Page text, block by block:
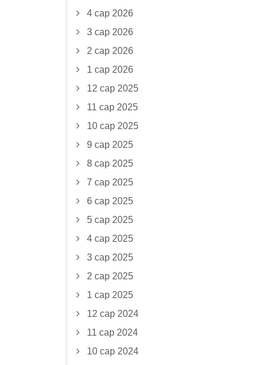
4 сар 2026
3 сар 2026
2 сар 2026
1 сар 2026
12 сар 2025
11 сар 2025
10 сар 2025
9 сар 2025
8 сар 2025
7 сар 2025
6 сар 2025
5 сар 2025
4 сар 2025
3 сар 2025
2 сар 2025
1 сар 2025
12 сар 2024
11 сар 2024
10 сар 2024